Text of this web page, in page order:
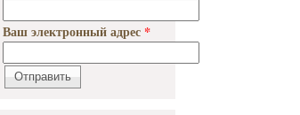
Ваш электронный адрес *